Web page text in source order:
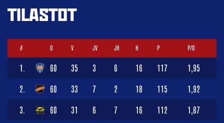
TILASTOT
# O V JV JH H P P/O
1. 60 35 3 6 16 117 1,95
2. 60 33 7 2 18 115 1,92
3. 60 31 6 7 16 112 1,87